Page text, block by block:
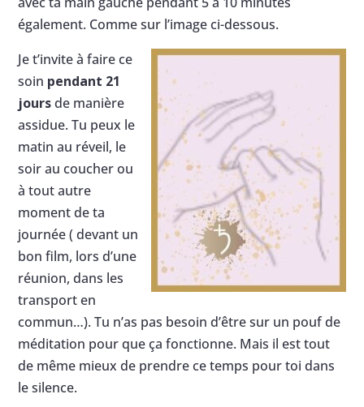
également. Comme sur l’image ci-dessous.
Je t’invite à faire ce
soin pendant 21
joursde manière
assidue. Tu peux le
matin au réveil, le
soir au coucher ou
à tout autre
moment de ta
journée ( devant un
bon film, lors d’une
réunion, dans les
transport en
commun…). Tu n’as pas besoin d’être sur un pouf de
méditation pour que ça fonctionne. Mais il est tout
de même mieux de prendre ce temps pour toi dans
le silence.